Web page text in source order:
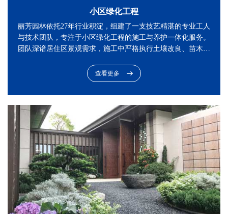
小区绿化工程
丽芳园林依托27年行业积淀，组建了一支技艺精湛的专业工人
与技术团队，专注于小区绿化工程的施工与养护一体化服务。
团队深谙居住区景观需求，施工中严格执行土壤改良、苗木分
保绿化效果即时呈现且持久稳定。
查看更多